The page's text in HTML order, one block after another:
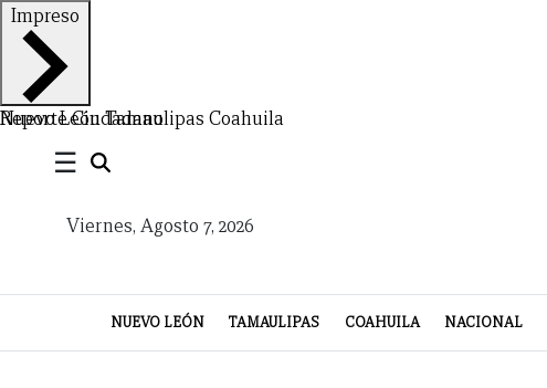
Impreso
Nuevo LeónTamaulipas Coahuila
Reporte Ciudadano
☰
Viernes, Agosto 7, 2026
NUEVO LEÓN TAMAULIPAS COAHUILA NACIONAL
CERRAR
LEÓN
VIDA